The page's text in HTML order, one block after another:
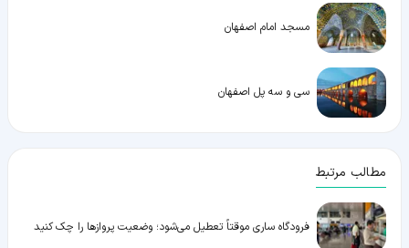
مسجد امام اصفهان
سی و سه پل اصفهان
مطالب مرتبط
فرودگاه ساری موقتاً تعطیل می‌شود؛ وضعیت پروازها را چک کنید